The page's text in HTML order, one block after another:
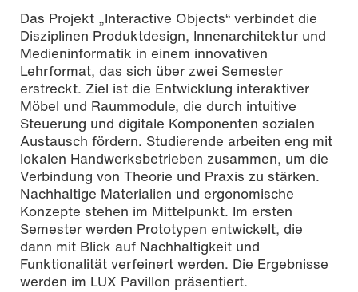
Das Projekt „Interactive Objects“ verbindet die
Disziplinen Produktdesign, Innenarchitektur und
Medieninformatik in einem innovativen
Lehrformat, das sich über zwei Semester
erstreckt. Ziel ist die Entwicklung interaktiver
Möbel und Raummodule, die durch intuitive
Steuerung und digitale Komponenten sozialen
Austausch fördern. Studierende arbeiten eng mit
lokalen Handwerksbetrieben zusammen, um die
Verbindung von Theorie und Praxis zu stärken.
Nachhaltige Materialien und ergonomische
Konzepte stehen im Mittelpunkt. Im ersten
Semester werden Prototypen entwickelt, die
dann mit Blick auf Nachhaltigkeit und
Funktionalität verfeinert werden. Die Ergebnisse
werden im LUX Pavillon präsentiert.